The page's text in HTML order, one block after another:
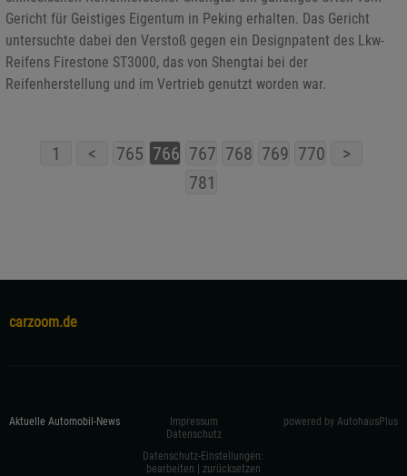
Gericht für Geistiges Eigentum in Peking erhalten. Das Gericht
untersuchte dabei den Verstoß gegen ein Designpatent des Lkw-
Reifens Firestone ST3000, das von Shengtai bei der
Reifenherstellung und im Vertrieb genutzt worden war.
1 < 765 766 767 768 769 770
>
781
carzoom.de
Aktuelle Automobil-News
Impressum
Datenschutz
Datenschutz-Einstellungen:
bearbeiten
zurücksetzen
powered by AutohausPlus